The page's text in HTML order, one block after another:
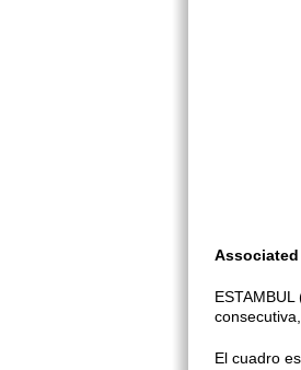
Associated
El cuadro